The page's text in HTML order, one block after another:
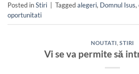
Posted inStiri Taggedalegeri, Domnul Isus,
oportunitati
NOUTATI ,STIRI
Vi se va permite să